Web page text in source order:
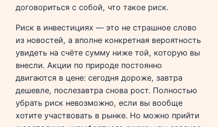
договориться с собой, что такое риск.
Риск в инвестициях — это не страшное слово
из новостей, а вполне конкретная вероятность
увидеть на счёте сумму ниже той, которую вы
внесли. Акции по природе постоянно
двигаются в цене: сегодня дороже, завтра
дешевле, послезавтра снова рост. Полностью
убрать риск невозможно, если вы вообще
хотите участвовать в рынке. Но можно прийти